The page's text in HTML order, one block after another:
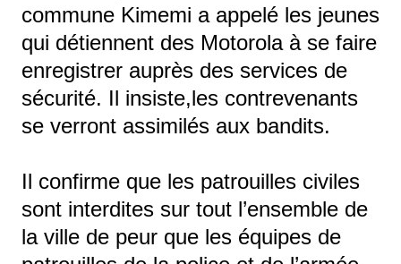
commune Kimemi a appelé les jeunes
qui détiennent des Motorola à se faire
enregistrer auprès des services de
sécurité. Il insiste,les contrevenants
se verront assimilés aux bandits.
Il confirme que les patrouilles civiles
sont interdites sur tout l’ensemble de
la ville de peur que les équipes de